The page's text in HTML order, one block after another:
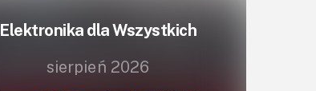
Elektronika dla Wszystkich
sierpień 2026